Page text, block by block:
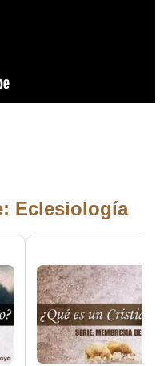
Eclesiología